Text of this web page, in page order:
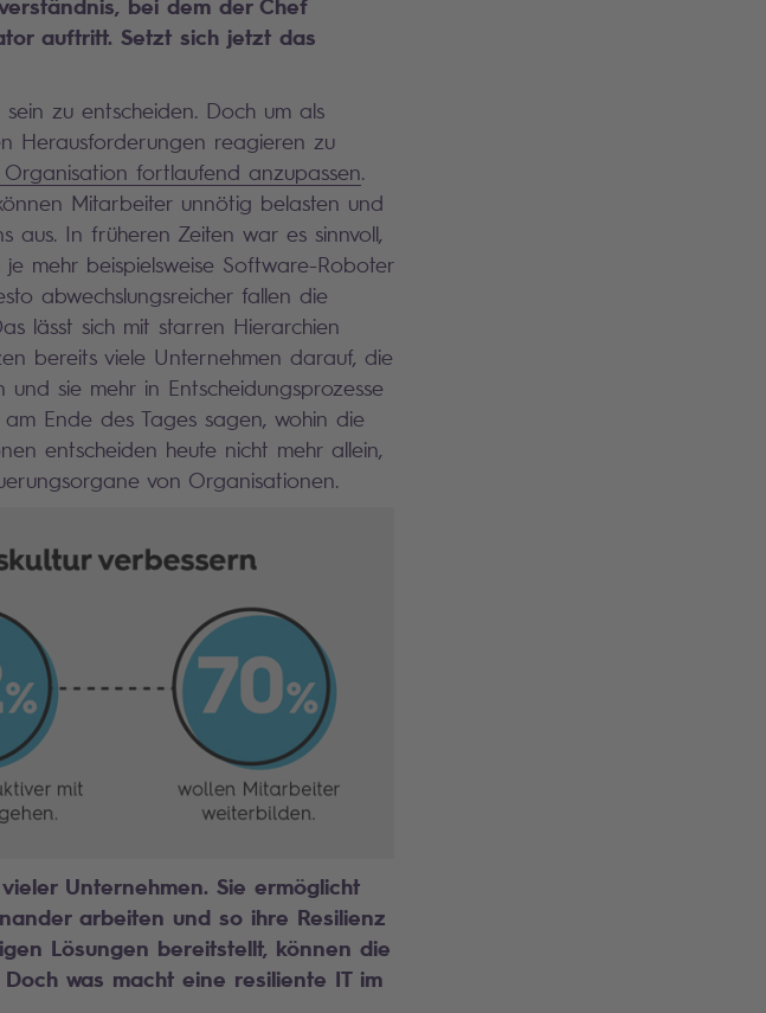
bei dem der Chef
auftritt. Setzt sich jetzt das
zu entscheiden. Doch um als
Herausforderungen reagieren zu
fortlaufend anzupassen.
Mitarbeiter unnötig belasten und
aus. In früheren Zeiten war es sinnvoll,
mehr beispielsweise Software-Roboter
abwechslungsreicher fallen die
lässt sich mit starren Hierarchien
bereits viele Unternehmen darauf, die
sie mehr in Entscheidungsprozesse
Ende des Tages sagen, wohin die
entscheiden heute nicht mehr allein,
von Organisationen.
Unternehmen. Sie ermöglicht
arbeiten und so ihre Resilienz
Lösungen bereitstellt, können die
was macht eine resiliente IT im